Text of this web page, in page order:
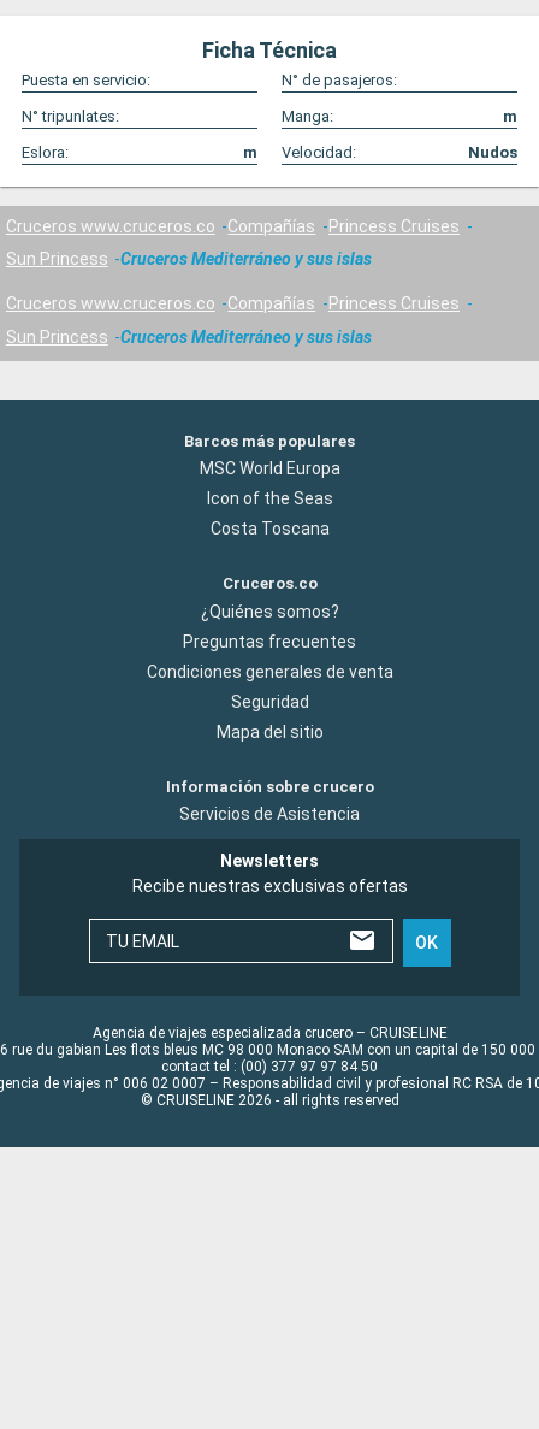
Ficha Técnica
Puesta en servicio:
N° de pasajeros:
N° tripunlates:
Manga:
m
Eslora:
m Velocidad: Nudos
Cruceros www.cruceros.co Compañías
Princess Cruises
Sun Princess
Cruceros Mediterráneo y sus islas
Cruceros www.cruceros.co Compañías
Princess Cruises
Sun Princess
Cruceros Mediterráneo y sus islas
Barcos más populares
MSC World Europa
Icon of the Seas
Costa Toscana
Cruceros.co
¿Quiénes somos?
Preguntas frecuentes
Condiciones generales de venta
Seguridad
Mapa del sitio
Información sobre crucero
Servicios de Asistencia
Newsletters
Recibe nuestras exclusivas ofertas
TU EMAIL OK
Agencia de viajes especializada crucero – CRUISELINE
rue du gabian Les flots bleus MC 98 000 Monaco SAM con un capital de 150 000
contact tel : (00) 377 97 97 84 50
de viajes n° 006 02 0007 – Responsabilidad civil y profesional RC RSA de
© CRUISELINE 2026 - all rights reserved